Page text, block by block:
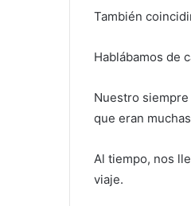
También
Hablábamos de
Nuestro
que eran
Al tiempo, nos
viaje.